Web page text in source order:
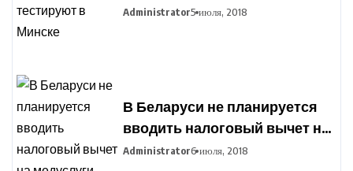
Минске
Administrator5 июля, 2018
В Беларуси не планируется
вводить налоговый вычет на
медуслуги
Administrator6 июля, 2018